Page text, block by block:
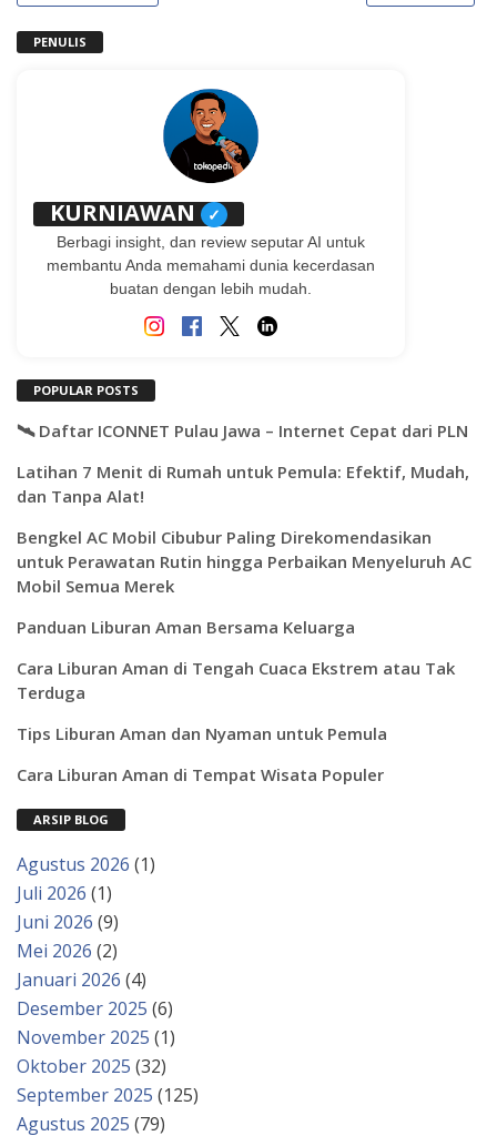
PENULIS
KURNIAWAN ✓
Berbagi insight, dan review seputar AI untuk
membantu Anda memahami dunia kecerdasan
buatan dengan lebih mudah.
POPULAR POSTS
🛰️ Daftar ICONNET Pulau Jawa – Internet Cepat dari PLN
Latihan 7 Menit di Rumah untuk Pemula: Efektif, Mudah,
dan Tanpa Alat!
Bengkel AC Mobil Cibubur Paling Direkomendasikan
untuk Perawatan Rutin hingga Perbaikan Menyeluruh AC
Mobil Semua Merek
Panduan Liburan Aman Bersama Keluarga
Cara Liburan Aman di Tengah Cuaca Ekstrem atau Tak
Terduga
Tips Liburan Aman dan Nyaman untuk Pemula
Cara Liburan Aman di Tempat Wisata Populer
ARSIP BLOG
Agustus 2026 (1)
Juli 2026 (1)
Juni 2026 (9)
Mei 2026 (2)
Januari 2026 (4)
Desember 2025 (6)
November 2025 (1)
Oktober 2025 (32)
September 2025 (125)
Agustus 2025 (79)